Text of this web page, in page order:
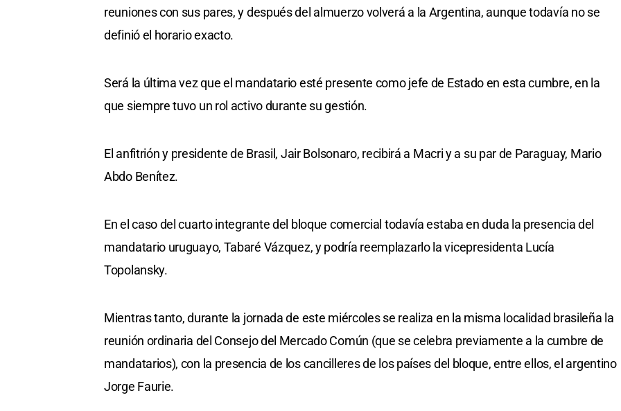
reuniones con sus pares, y después del almuerzo volverá a la Argentina, aunque todavía no se
definió el horario exacto.
Será la última vez que el mandatario esté presente como jefe de Estado en esta cumbre, en la
que siempre tuvo un rol activo durante su gestión.
El anfitrión y presidente de Brasil, Jair Bolsonaro, recibirá a Macri y a su par de Paraguay, Mario
Abdo Benítez.
En el caso del cuarto integrante del bloque comercial todavía estaba en duda la presencia del
mandatario uruguayo, Tabaré Vázquez, y podría reemplazarlo la vicepresidenta Lucía
Topolansky.
Mientras tanto, durante la jornada de este miércoles se realiza en la misma localidad brasileña la
reunión ordinaria del Consejo del Mercado Común (que se celebra previamente a la cumbre de
mandatarios), con la presencia de los cancilleres de los países del bloque, entre ellos, el argentino
Jorge Faurie.